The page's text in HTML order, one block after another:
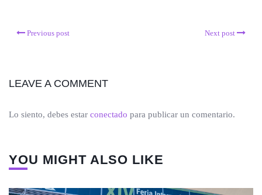
Previous post Next post
LEAVE A COMMENT
Lo siento, debes estar conectado para publicar un comentario.
YOU MIGHT ALSO LIKE